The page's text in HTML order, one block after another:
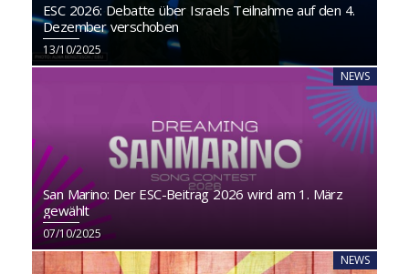
ESC 2026: Debatte über Israels Teilnahme auf den 4.
Dezember verschoben
13/10/2025
NEWS
San Marino: Der ESC-Beitrag 2026 wird am 1. März
gewählt
07/10/2025
NEWS